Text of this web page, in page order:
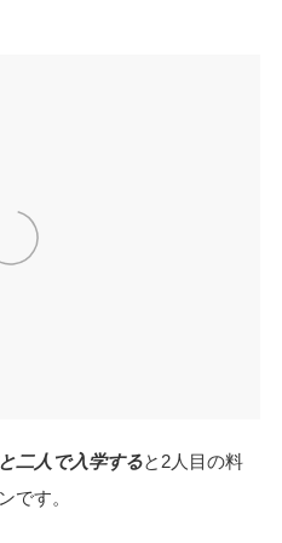
二人で入学すると2人目の料
です。